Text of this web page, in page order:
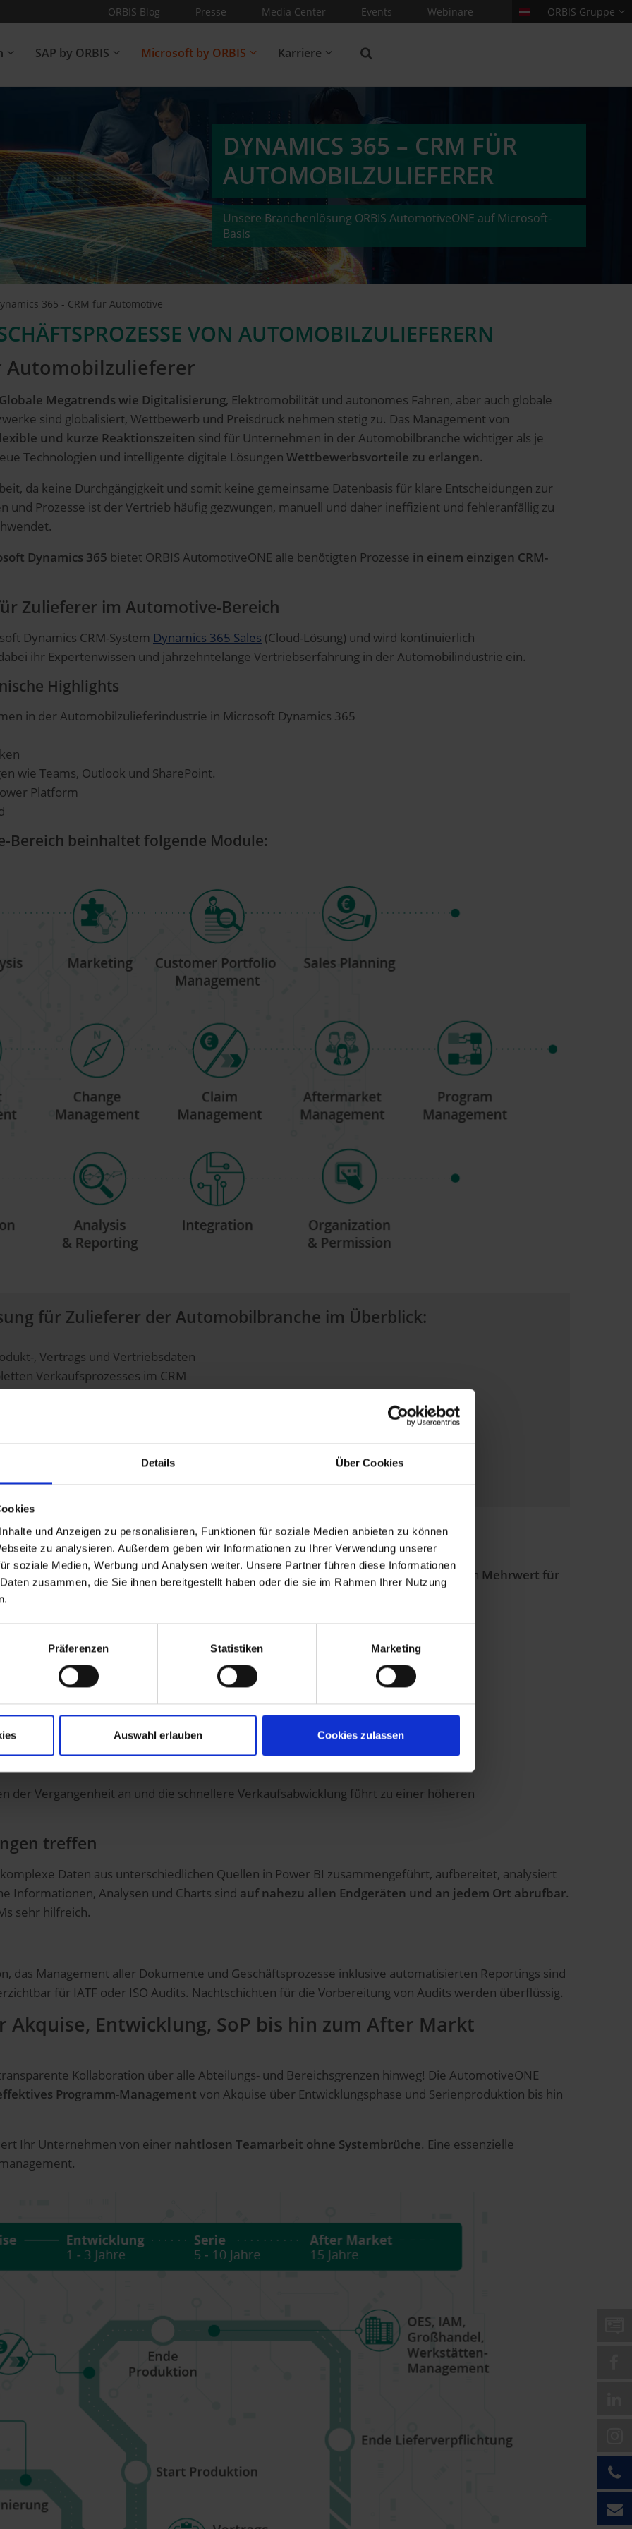
Details Über Cookies
und Anzeigen zu personalisieren, Funktionen für soziale Medien anbieten zu können
zu analysieren. Außerdem geben wir Informationen zu Ihrer Verwendung unserer
soziale Medien, Werbung und Analysen weiter. Unsere Partner führen diese Informationen
zusammen, die Sie ihnen bereitgestellt haben oder die sie im Rahmen Ihrer Nutzung
Präferenzen Statistiken Marketing
Auswahl erlauben Cookies zulassen
ORBIS Blog Presse Media Center Events Webinare ORBIS Gruppe
SAP by ORBIS Microsoft by ORBIS Karriere
DYNAMICS 365 – CRM FÜR
AUTOMOBILZULIEFERER
Unsere Branchenlösung ORBIS AutomotiveONE auf Microsoft-
Basis
365 - CRM für Automotive
VON AUTOMOBILZULIEFERERN
Automobilzulieferer
Globale Megatrends wie Digitalisierung, Elektromobilität und autonomes Fahren, aber auch globale
sind globalisiert, Wettbewerb und Preisdruck nehmen stetig zu. Das Management von
und kurze Reaktionszeiten sind für Unternehmen in der Automobilbranche wichtiger als je
Technologien und intelligente digitale Lösungen Wettbewerbsvorteile zu erlangen.
da keine Durchgängigkeit und somit keine gemeinsame Datenbasis für klare Entscheidungen zur
Prozesse ist der Vertrieb häufig gezwungen, manuell und daher ineffizient und fehleranfällig zu
Dynamics 365 bietet ORBIS AutomotiveONE alle benötigten Prozesse in einem einzigen CRM-
Zulieferer im Automotive-Bereich
Dynamics CRM-System Dynamics 365 Sales (Cloud-Lösung) und wird kontinuierlich
ihr Expertenwissen und jahrzehntelange Vertriebserfahrung in der Automobilindustrie ein.
Highlights
in der Automobilzulieferindustrie in Microsoft Dynamics 365
wie Teams, Outlook und SharePoint.
Platform
Bereich beinhaltet folgende Module:
für Zulieferer der Automobilbranche im Überblick:
, Vertrags und Vertriebsdaten
Verkaufsprozesses im CRM
RfQ-Prozesses
digitalen Prozess
Ablageort für sämtliche Unternehmensdaten
zentrale CRM-Plattform
mit AutomotiveOne
Engineering, Einkauf, Marketing oder Service, unsere CRM-Software bietet einen Mehrwert für
Ihneneinen 360° Blick
Partnern sowie Wettbewerbern
Änderungen
Claims
Datenquellen
der Vergangenheit an und die schnellere Verkaufsabwicklung führt zu einer höheren
treffen
Daten aus unterschiedlichen Quellen in Power BI zusammengeführt, aufbereitet, analysiert
Informationen, Analysen und Charts sind auf nahezu allen Endgeräten und an jedem Ort abrufbar.
sehr hilfreich.
das Management aller Dokumente und Geschäftsprozesse inklusive automatisierten Reportings sind
für IATF oder ISO Audits. Nachtschichten für die Vorbereitung von Audits werden überflüssig.
Entwicklung, SoP bis hin zum After Markt
Kollaboration über alle Abteilungs- und Bereichsgrenzen hinweg! Die AutomotiveONE
Programm-Management von Akquise über Entwicklungsphase und Serienproduktion bis hin
Ihr Unternehmen von einer nahtlosen Teamarbeit ohne Systembrüche. Eine essenzielle